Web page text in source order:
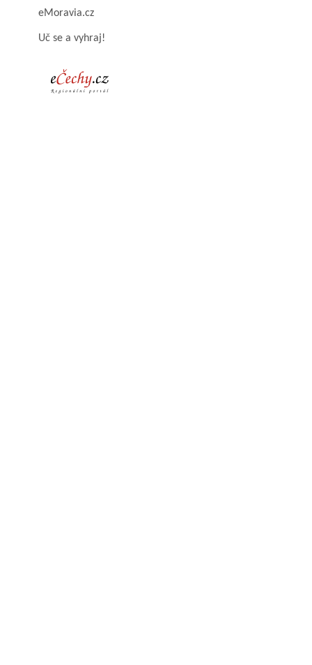
eMoravia.cz
Uč se a vyhraj!